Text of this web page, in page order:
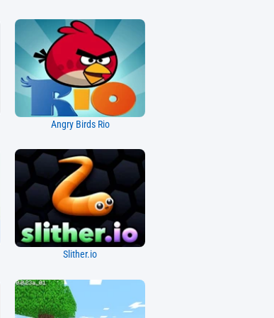
Angry Birds Rio
Slither.io